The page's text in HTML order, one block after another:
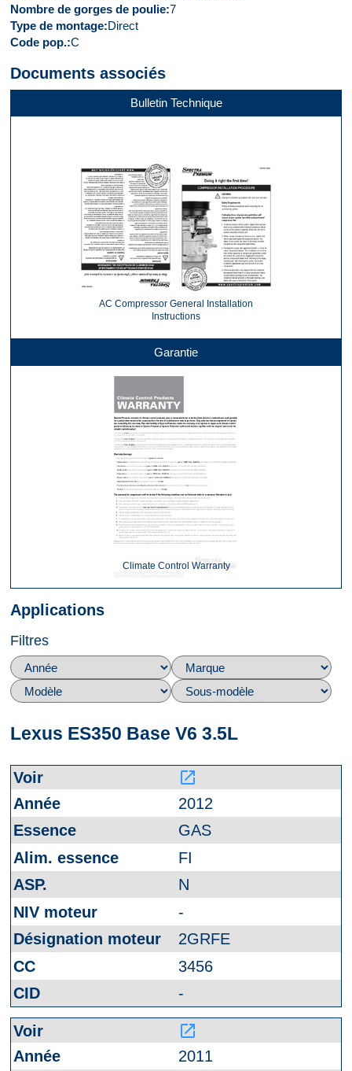
Nombre de gorges de poulie 7
Type de montage Direct
Code pop. C
Documents associés
Bulletin Technique
AC Compressor General Installation
Instructions
Garantie
Climate Control Warranty
Applications
Filtres
Lexus ES350 Base V6 3.5L
launch
2012
GAS
FI
N
-
2GRFE
3456
-
launch
2011